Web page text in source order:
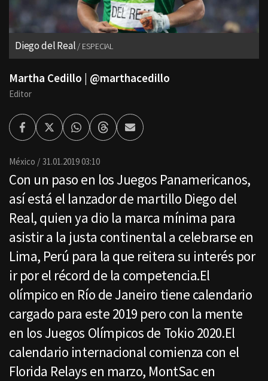
Diego del Real ESPECIAL
Martha Cedillo | @marthacedillo
Editor
FacebookTwitterWhatsappThreadsEnviar
por
México 31.01.2019 03:10
Con un paso en los Juegos Panamericanos,
así está el lanzador de martillo Diego del
Real, quien ya dio la marca mínima para
asistir a la justa continental a celebrarse en
Lima, Perú para la que reitera su interés por
ir por el récord de la competencia.El
olímpico en Río de Janeiro tiene calendario
cargado para este 2019 pero con la mente
en los Juegos Olímpicos de Tokio 2020.El
calendario internacional comienza con el
Florida Relays en marzo, MontSac en